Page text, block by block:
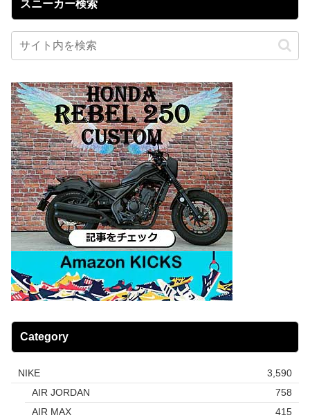
スニーカー検索
Category
NIKE
3,590
AIR JORDAN
758
AIR MAX
415